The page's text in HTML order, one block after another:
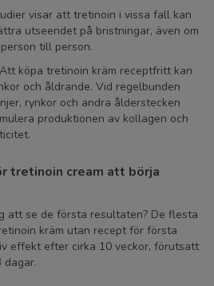
visar att tretinoin i vissa fall kan
utseendet på bristningar, även om
till person.
köpa tretinoin kräm receptfritt kan
och åldrande. Vid regelbunden
rynkor och andra ålderstecken
produktionen av kollagen och
tretinoin cream att börja
att se de första resultaten? De flesta
kräm utan recept för första
effekt efter cirka 10 veckor, förutsatt
dagar.